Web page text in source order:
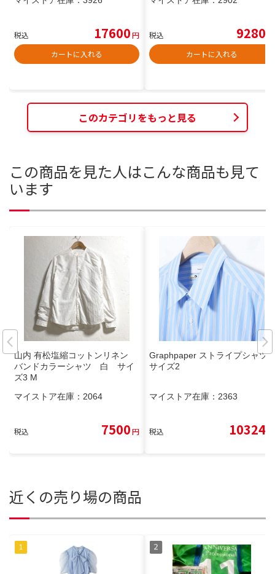
税込 17600円
カートに入れる
税込 9280
カートに入れる
このカテゴリをもっと見る
この商品を見た人はこんな商品も見て
います
山内 有松塩縮コットンリネン
バンドカラーシャツ 白 サイ
ズ3 M
マイストア在庫： 2064
税込 7500円
Graphpaper ストライプシャツ
サイズ2
マイストア在庫： 2363
税込 10324
近くの売り場の商品